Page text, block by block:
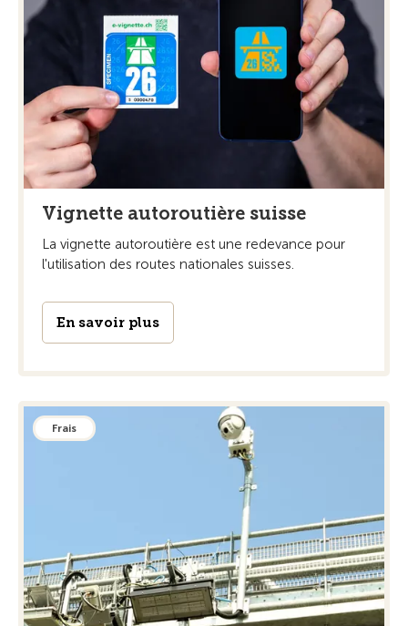
Vignette autoroutière suisse
La vignette autoroutière est une redevance pour
l'utilisation des routes nationales suisses.
En savoir plus
Frais